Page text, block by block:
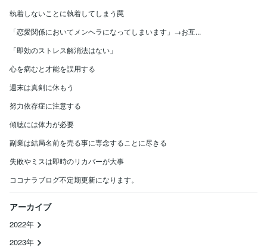
執着しないことに執着してしまう罠
「恋愛関係においてメンヘラになってしまいます」→お互...
「即効のストレス解消法はない」
心を病むと才能を誤用する
週末は真剣に休もう
努力依存症に注意する
傾聴には体力が必要
副業は結局名前を売る事に専念することに尽きる
失敗やミスは即時のリカバーが大事
ココナラブログ不定期更新になります。
アーカイブ
2022年
2023年